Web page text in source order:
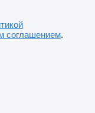
соглашением.